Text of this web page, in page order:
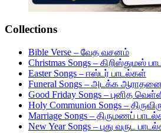
Collections
Bible Verse – வேத வசனம்
Christmas Songs – கிறிஸ்துமஸ்
Easter Songs – ஈஸ்டர் பாடல்கள்
Funeral Songs – அடக்க
Good Friday Songs – புனித
Holy Communion Songs –
Marriage Songs – திருமணப்
New Year Songs – புது வருட